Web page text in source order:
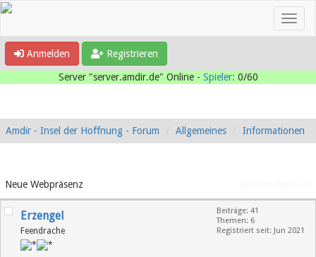
Anmelden Registrieren
Server "server.amdir.de" Online - Spieler: 0/60
Amdir - Insel der Hoffnung - Forum Allgemeines Informationen
Neue Webpräsenz
Erzengel
Feendrache
Beiträge: 41
Themen: 6
Registriert seit: Jun 2021